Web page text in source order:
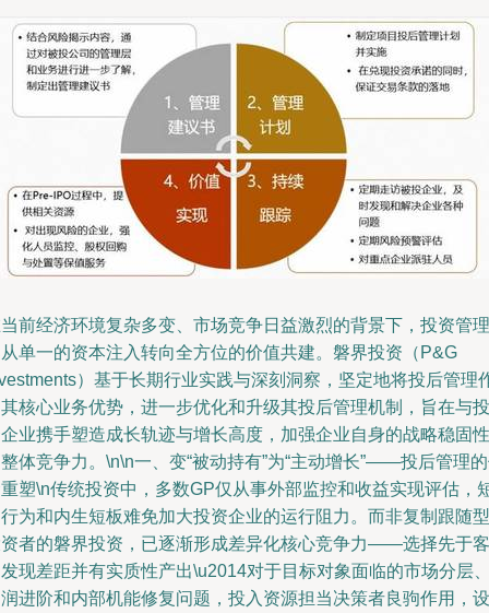
前经济环境复杂多变、市场竞争日益激烈的背景下，投资管理
单一的资本注入转向全方位的价值共建。磐界投资（P&G
）基于长期行业实践与深刻洞察，坚定地将投后管理
核心业务优势，进一步优化和升级其投后管理机制，旨在与投
业携手塑造成长轨迹与增长高度，加强企业自身的战略稳固性
体竞争力。\n\n一、变“被动持有”为“主动增长”——投后管理
塑\n传统投资中，多数GP仅从事外部监控和收益实现评估，
为和内生短板难免加大投资企业的运行阻力。而非复制跟随型
者的磐界投资，已逐渐形成差异化核心竞争力——选择先于客
现差距并有实质性产出\u2014对于目标对象面临的市场分层
进阶和内部机能修复问题，投入资源担当决策者良驹作用，设